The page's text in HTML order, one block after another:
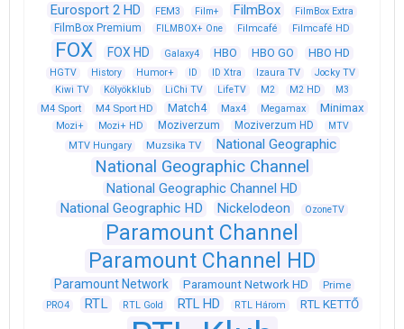
Eurosport 2 HD
FEM3 Film+ FilmBox FilmBox Extra
FilmBox Premium FILMBOX+ One Filmcafé Filmcafé HD
FOX FOX HD Galaxy4 HBO HBO GO HBO HD
HGTV History Humor+ ID ID Xtra Izaura TV
Jocky TV
Kiwi TV
Kölyökklub LiChi TV LifeTV M2 M2 HD M3
M4 Sport M4 Sport HD Match4 Max4 Megamax Minimax
Mozi+ Mozi+ HD Moziverzum Moziverzum HD
MTV
MTV Hungary
Muzsika TV National Geographic
National Geographic Channel
National Geographic Channel HD
National Geographic HD
Nickelodeon OzoneTV
Paramount Channel
Paramount Channel HD
Paramount Network Paramount Network HD Prime
PRO4 RTL RTL Gold RTL HD RTL Három RTL KETTŐ